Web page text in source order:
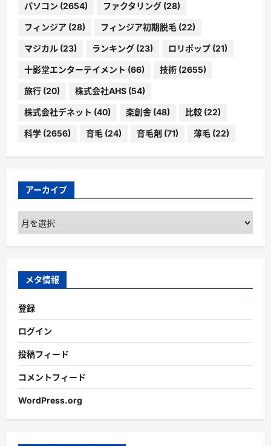
パソコン (2654) ファクタリング (28)
フィンジア (28) フィンジア初期脱毛 (22)
マジカル (23) ランキング (23) ロリポップ (21)
十影堂エンターテイメント (66) 技術 (2655)
旅行 (20) 株式会社AHS (54)
株式会社デネット (40) 楽創舎 (48) 比較 (22)
科学 (2656) 育毛 (24) 育毛剤 (71) 薄毛 (22)
アーカイブ
ア
ー
カ
ブ
メタ情報
登録
ログイン
投稿フィード
コメントフィード
WordPress.org